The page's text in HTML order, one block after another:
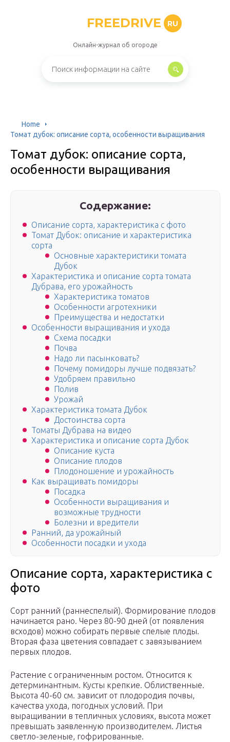
FREEDRIVE RU
Онлайн-журнал об огороде
Home
Томат дубок: описание сорта, особенности выращивания
Томат дубок: описание сорта,
особенности выращивания
Содержание:
Описание сорта, характеристика с фото
Томат Дубок: описание и характеристика
сорта
Основные характеристики томата
Дубок
Характеристика и описание сорта томата
Дубрава, его урожайность
Характеристика томатов
Особенности агротехники
Преимущества и недостатки
Особенности выращивания и ухода
Схема посадки
Почва
Надо ли пасынковать?
Почему помидоры лучше подвязать?
Удобряем правильно
Полив
Урожай
Характеристика томата Дубок
Достоинства сорта
Томаты Дубрава на видео
Характеристика и описание сорта Дубок
Описание куста
Описание плодов
Плодоношение и урожайность
Как выращивать помидоры
Посадка
Особенности выращивания и
возможные трудности
Болезни и вредители
Ранний, да урожайный
Особенности посадки и ухода
Описание сорта, характеристика с
фото
Сорт ранний (раннеспелый). Формирование плодов
начинается рано. Через 80-90 дней (от появления
всходов) можно собирать первые спелые плоды.
Вторая фаза цветения совпадает с завязыванием
первых плодов.
Растение с ограниченным ростом. Относится к
детерминантным. Кусты крепкие. Облиственные.
Высота 40-60 см. зависит от плодородия почвы,
качества ухода, погодных условий. При
выращивании в тепличных условиях, высота может
превышать заявленную производителем. Листья
светло-зеленые, гофрированные.